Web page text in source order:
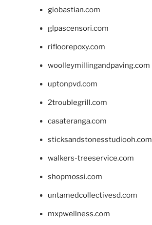
giobastian.com
glpascensori.com
rifloorepoxy.com
woolleymillingandpaving.com
uptonpvd.com
2troublegrill.com
casateranga.com
sticksandstonesstudiooh.com
walkers-treeservice.com
shopmossi.com
untamedcollectivesd.com
mxpwellness.com